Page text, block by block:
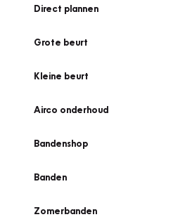
Direct plannen
Grote beurt
Kleine beurt
Airco onderhoud
Bandenshop
Banden
Zomerbanden